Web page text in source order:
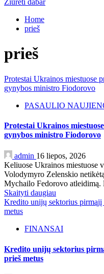
Žiūrėti dabar
Home
prieš
prieš
Protestai Ukrainos miestuose
gynybos ministro Fiodorovo
PASAULIO
Protestai Ukrainos
gynybos ministro Fiodorovo
admin 16 liepos, 2026
Keliuose Ukrainos miestuose
Volodymyro Zelenskio
Mychailo Fedorovo atleidimą.
Skaityti daugiau
Kredito unijų sektorius
metus
FINANSAI
Kredito unijų sektorius
prieš metus